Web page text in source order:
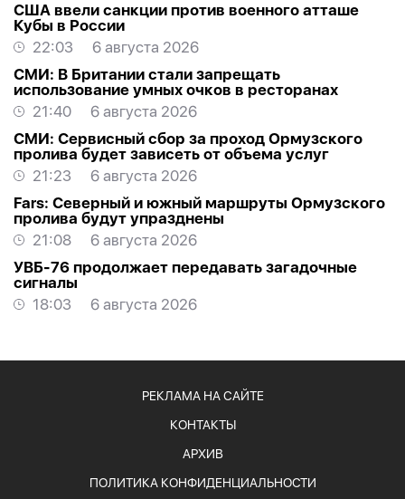
США ввели санкции против военного атташе
Кубы в России
22:03
6 августа 2026
СМИ: В Британии стали запрещать
использование умных очков в ресторанах
21:40
6 августа 2026
СМИ: Сервисный сбор за проход Ормузского
пролива будет зависеть от объема услуг
21:23
6 августа 2026
Fars: Северный и южный маршруты Ормузского
пролива будут упразднены
21:08
6 августа 2026
УВБ-76 продолжает передавать загадочные
сигналы
18:03
6 августа 2026
РЕКЛАМА НА САЙТЕ
КОНТАКТЫ
АРХИВ
ПОЛИТИКА КОНФИДЕНЦИАЛЬНОСТИ